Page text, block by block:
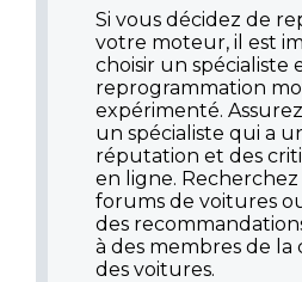
Si vous décidez de
votre moteur, il est
choisir un spécialiste
reprogrammation
expérimenté.
un spécialiste qui a
réputation et des
en ligne. Recherchez
forums de voitures
des
à des membres de
des voitures.